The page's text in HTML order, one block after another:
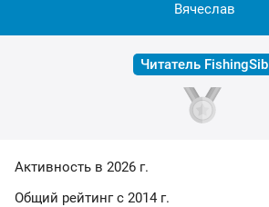
Вячеслав
Читатель FishingSib
Активность в 2026 г.
Общий рейтинг с 2014 г.